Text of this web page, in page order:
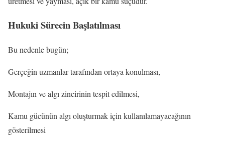
Hukuki Sürecin Başlatılması
Bu nedenle bugün;
Gerçeğin uzmanlar tarafından ortaya konulması,
Montajın ve algı zincirinin tespit edilmesi,
Kamu gücünün algı oluşturmak için kullanılamayacağının
gösterilmesi